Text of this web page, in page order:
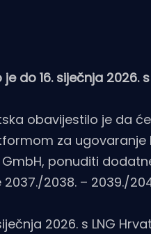
do 16. siječnja
obavijestilo je da
za
GmbH, ponuditi
2038. – 2039./
2026. s LNG